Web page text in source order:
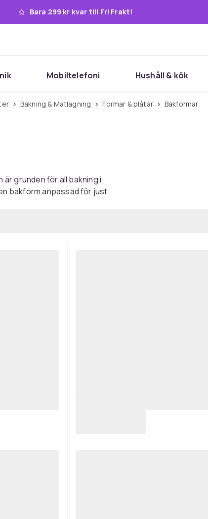
Bara 299 kr kvar till Fri Frakt!
Mobiltelefoni Hushåll & kök
Bakning & Matlagning Formar & plåtar Bakformar
grunden för all bakning i
bakform anpassad för just